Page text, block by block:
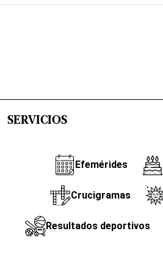
SERVICIOS
Efemérides
Crucigramas
Resultados deportivos